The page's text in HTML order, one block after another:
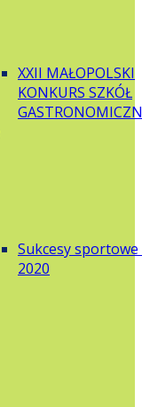
XXII MAŁOPOLSKI
KONKURS SZKÓŁ
Sukcesy sportowe
2020